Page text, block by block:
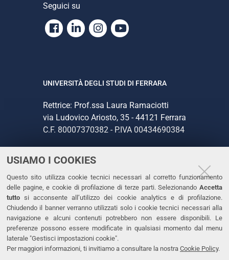
USIAMO I COOKIES
Questo sito utilizza cookie tecnici necessari al corretto funzionamento
delle pagine, e cookie di profilazione di terze parti. Selezionando Accetta
tutto si acconsente all’utilizzo dei cookie analytics e di profilazione.
Chiudendo il banner verranno utilizzati solo i cookie tecnici necessari alla
navigazione e alcuni contenuti potrebbero non essere disponibili. Le
preferenze possono essere modificate in qualsiasi momento dal menu
laterale "Gestisci impostazioni cookie".
Per maggiori informazioni, ti invitiamo a consultare la nostra Cookie Policy.
Seguici su
Facebook
LinkedinInstagram
Youtube
UNIVERSITÀ DEGLI STUDI DI FERRARA
Rettrice: Prof.ssa Laura Ramaciotti
via Ludovico Ariosto, 35 - 44121 Ferrara
C.F. 80007370382 - P.IVA 00434690384
CONTATTI
Tel. +39 0532 293111
Fax. +39 0532 293031
PEC
LINKS